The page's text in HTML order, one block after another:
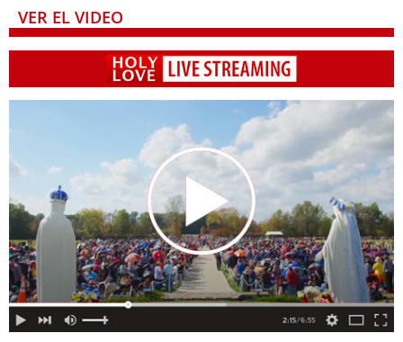
VER EL VIDEO